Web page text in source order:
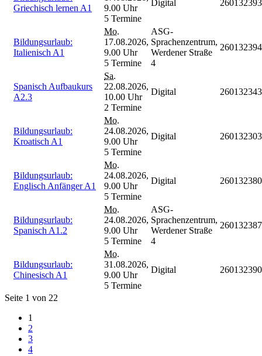
Griechisch lernen A1
9.00 Uhr
5 Termine
Digital
Bildungsurlaub:
Italienisch A1
Mo.
17.08.2026,
9.00 Uhr
5 Termine
ASG-
Sprachenzentrum,
Werdener Straße
4
Spanisch Aufbaukurs
A2.3
Sa.
22.08.2026,
10.00 Uhr
2 Termine
Digital
Bildungsurlaub:
Kroatisch A1
Mo.
24.08.2026,
9.00 Uhr
5 Termine
Digital
Bildungsurlaub:
Englisch Anfänger A1
Mo.
24.08.2026,
9.00 Uhr
5 Termine
Digital
Bildungsurlaub:
Spanisch A1.2
Mo.
24.08.2026,
9.00 Uhr
5 Termine
ASG-
Sprachenzentrum,
Werdener Straße
4
Bildungsurlaub:
Chinesisch A1
Mo.
31.08.2026,
9.00 Uhr
5 Termine
Digital
Seite 1 von 22
1
2
3
4